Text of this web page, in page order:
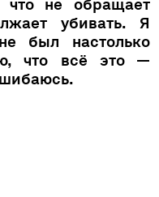
не обращает
убивать. Я
был настолько
что всё это —